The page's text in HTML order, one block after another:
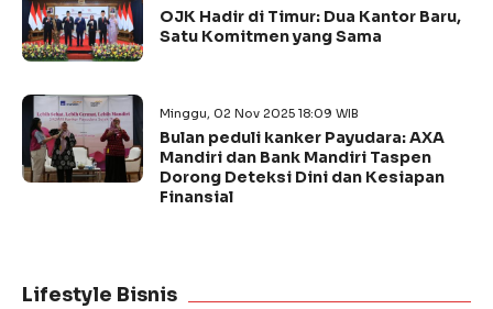
OJK Hadir di Timur: Dua Kantor Baru,
Satu Komitmen yang Sama
Minggu, 02 Nov 2025 18:09 WIB
Bulan peduli kanker Payudara: AXA
Mandiri dan Bank Mandiri Taspen
Dorong Deteksi Dini dan Kesiapan
Finansial
Lifestyle Bisnis